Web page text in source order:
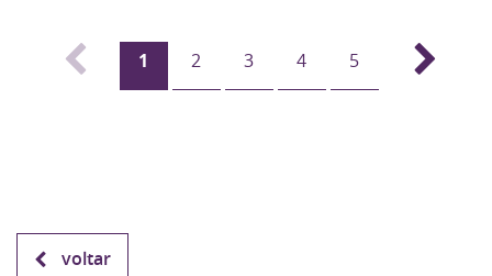
1 2 3 4 5
voltar